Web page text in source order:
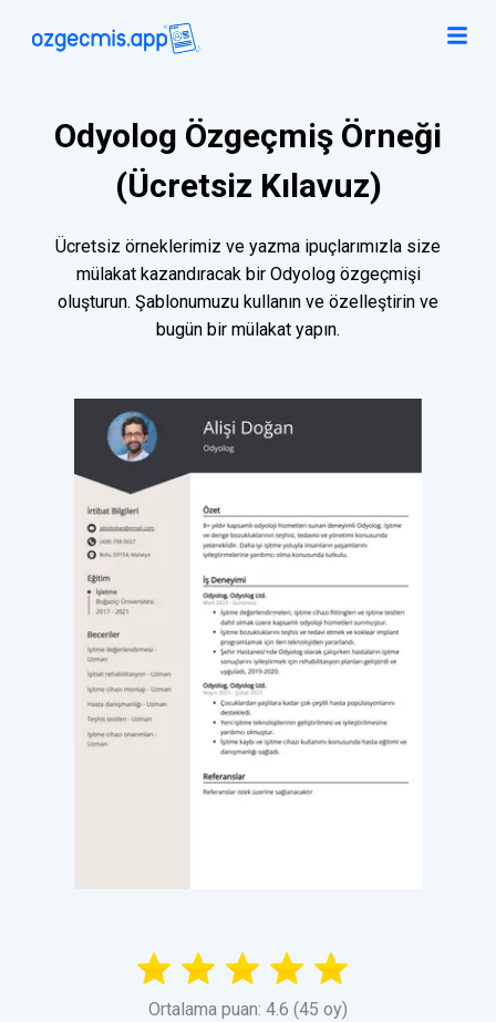
Odyolog Özgeçmiş Örneği
(Ücretsiz Kılavuz)
Ücretsiz örneklerimiz ve yazma ipuçlarımızla size
mülakat kazandıracak bir Odyolog özgeçmişi
oluşturun. Şablonumuzu kullanın ve özelleştirin ve
bugün bir mülakat yapın.
Ortalama puan: 4.6 (45 oy)